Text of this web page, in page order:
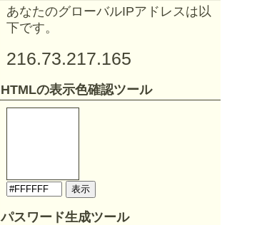
あなたのグローバルIPアドレスは以
下です。
216.73.217.165
HTMLの表示色確認ツール
パスワード生成ツール